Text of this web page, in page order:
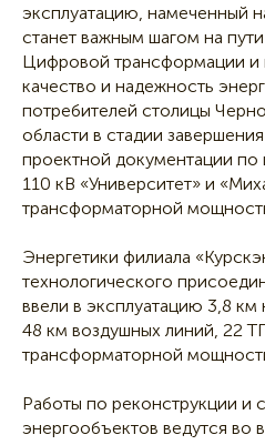
эксплуатацию, намеченный
станет важным шагом на
Цифровой трансформации и
качество и надежность
потребителей столицы
области в стадии
проектной документации
110 кВ «Университет» и
трансформаторной
Энергетики филиала
технологического
ввели в эксплуатацию 3,8 км
48 км воздушных линий, 22
трансформаторной
Работы по реконструкции и
энергообъектов ведутся во